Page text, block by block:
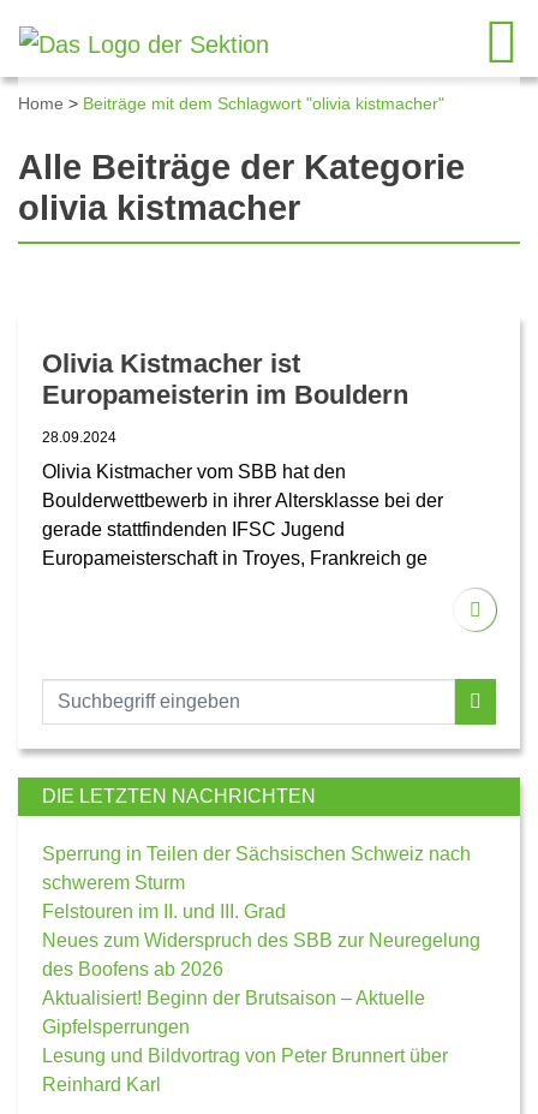
Home > Beiträge mit dem Schlagwort "olivia kistmacher"
Alle Beiträge der Kategorie
olivia kistmacher
Olivia Kistmacher ist
Europameisterin im Bouldern
28.09.2024
Olivia Kistmacher vom SBB hat den
Boulderwettbewerb in ihrer Altersklasse bei der
gerade stattfindenden IFSC Jugend
Europameisterschaft in Troyes, Frankreich ge
DIE LETZTEN NACHRICHTEN
Sperrung in Teilen der Sächsischen Schweiz nach
schwerem Sturm
Felstouren im II. und III. Grad
Neues zum Widerspruch des SBB zur Neuregelung
des Boofens ab 2026
Aktualisiert! Beginn der Brutsaison – Aktuelle
Gipfelsperrungen
Lesung und Bildvortrag von Peter Brunnert über
Reinhard Karl